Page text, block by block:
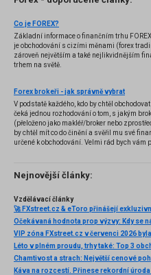
Co je FOREX?
Základní informace o finančním trhu
je obchodování s cizími měnami (forex
zároveň největším a také nejlikvidnějším
trhem na světě.
Forex brokeři - jak správně vybrat
V podstatě každého, kdo by chtěl obchodovat
čeká jednou rozhodování o tom, s jakým
(přeloženo jako makléř/broker nebo
by chtěl mít co do činění a svěřil mu své
určené k obchodování. Velmi rád bych vám
několik příkladů nejznámějších z nich.
Nejnovější články:
Vzdělávací články
Očekávaná hodnota prop výzvy: Kdy se
VIP zóna FXstreet.cz v červenci 2026
Káva na rozcestí. Přinese rekordní